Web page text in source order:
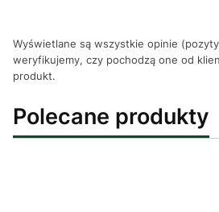
Wyświetlane są wszystkie opinie
weryfikujemy, czy pochodzą one od
produkt.
Polecane produkty